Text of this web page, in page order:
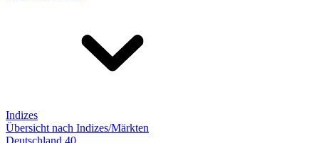
Indizes
Übersicht nach Indizes/Märkten
Deutschland 40